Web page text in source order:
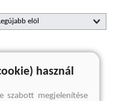
nincs találat
használ
szabott megjelenítése